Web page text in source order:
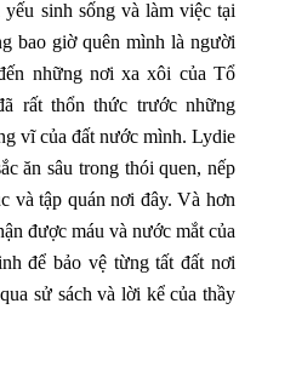
sinh sống và làm việc tại
bao giờ quên mình là người
những nơi xa xôi của Tổ
rất thổn thức trước những
vĩ của đất nước mình. Lydie
ăn sâu trong thói quen, nếp
và tập quán nơi đây. Và hơn
được máu và nước mắt của
để bảo vệ từng tất đất nơi
sử sách và lời kể của thầy